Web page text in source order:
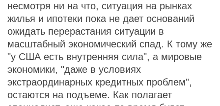
несмотря ни на что, ситуация на рынках
жилья и ипотеки пока не дает оснований
ожидать перерастания ситуации в
масштабный экономический спад. К тому же
"у США есть внутренняя сила", а мировые
экономики, "даже в условиях
экстраординарных кредитных проблем",
остаются на подъеме. Как полагает